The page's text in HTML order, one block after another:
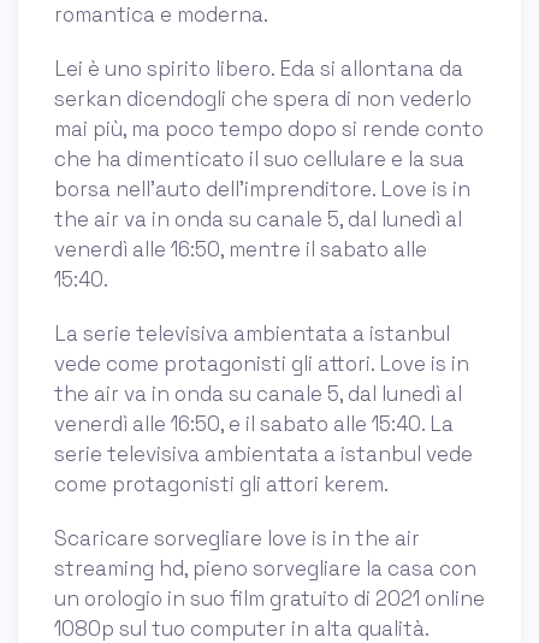
romantica e moderna.
Lei è uno spirito libero. Eda si allontana da
serkan dicendogli che spera di non vederlo
mai più, ma poco tempo dopo si rende conto
che ha dimenticato il suo cellulare e la sua
borsa nell'auto dell'imprenditore. Love is in
the air va in onda su canale 5, dal lunedì al
venerdì alle 16:50, mentre il sabato alle
15:40.
La serie televisiva ambientata a istanbul
vede come protagonisti gli attori. Love is in
the air va in onda su canale 5, dal lunedì al
venerdì alle 16:50, e il sabato alle 15:40. La
serie televisiva ambientata a istanbul vede
come protagonisti gli attori kerem.
Scaricare sorvegliare love is in the air
streaming hd, pieno sorvegliare la casa con
un orologio in suo film gratuito di 2021 online
1080p sul tuo computer in alta qualità.